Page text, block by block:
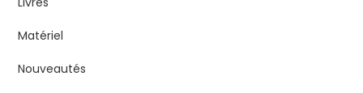
Matériel
Nouveautés